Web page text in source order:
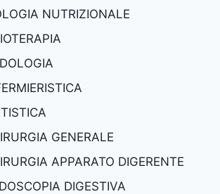
NUTRIZIONALE
GENERALE
APPARATO DIGERENTE
DIGESTIVA